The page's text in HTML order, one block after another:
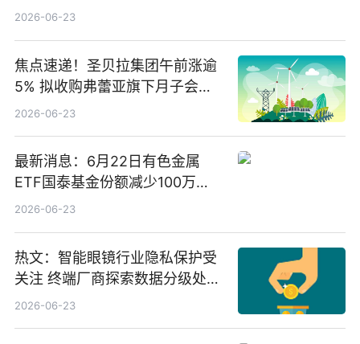
2026-06-23
焦点速递！圣贝拉集团午前涨逾
5% 拟收购弗蕾亚旗下月子会所
业务少数股权
2026-06-23
最新消息：6月22日有色金属
ETF国泰基金份额减少100万
份，重仓股紫金矿业、洛阳钼
2026-06-23
热文：智能眼镜行业隐私保护受
关注 终端厂商探索数据分级处理
等方案
2026-06-23